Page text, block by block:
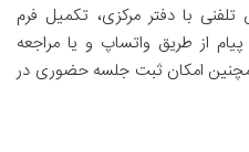
با دفتر مرکزی، تکمیل فرم
از طریق واتساپ و یا مراجعه
امکان ثبت جلسه حضوری در